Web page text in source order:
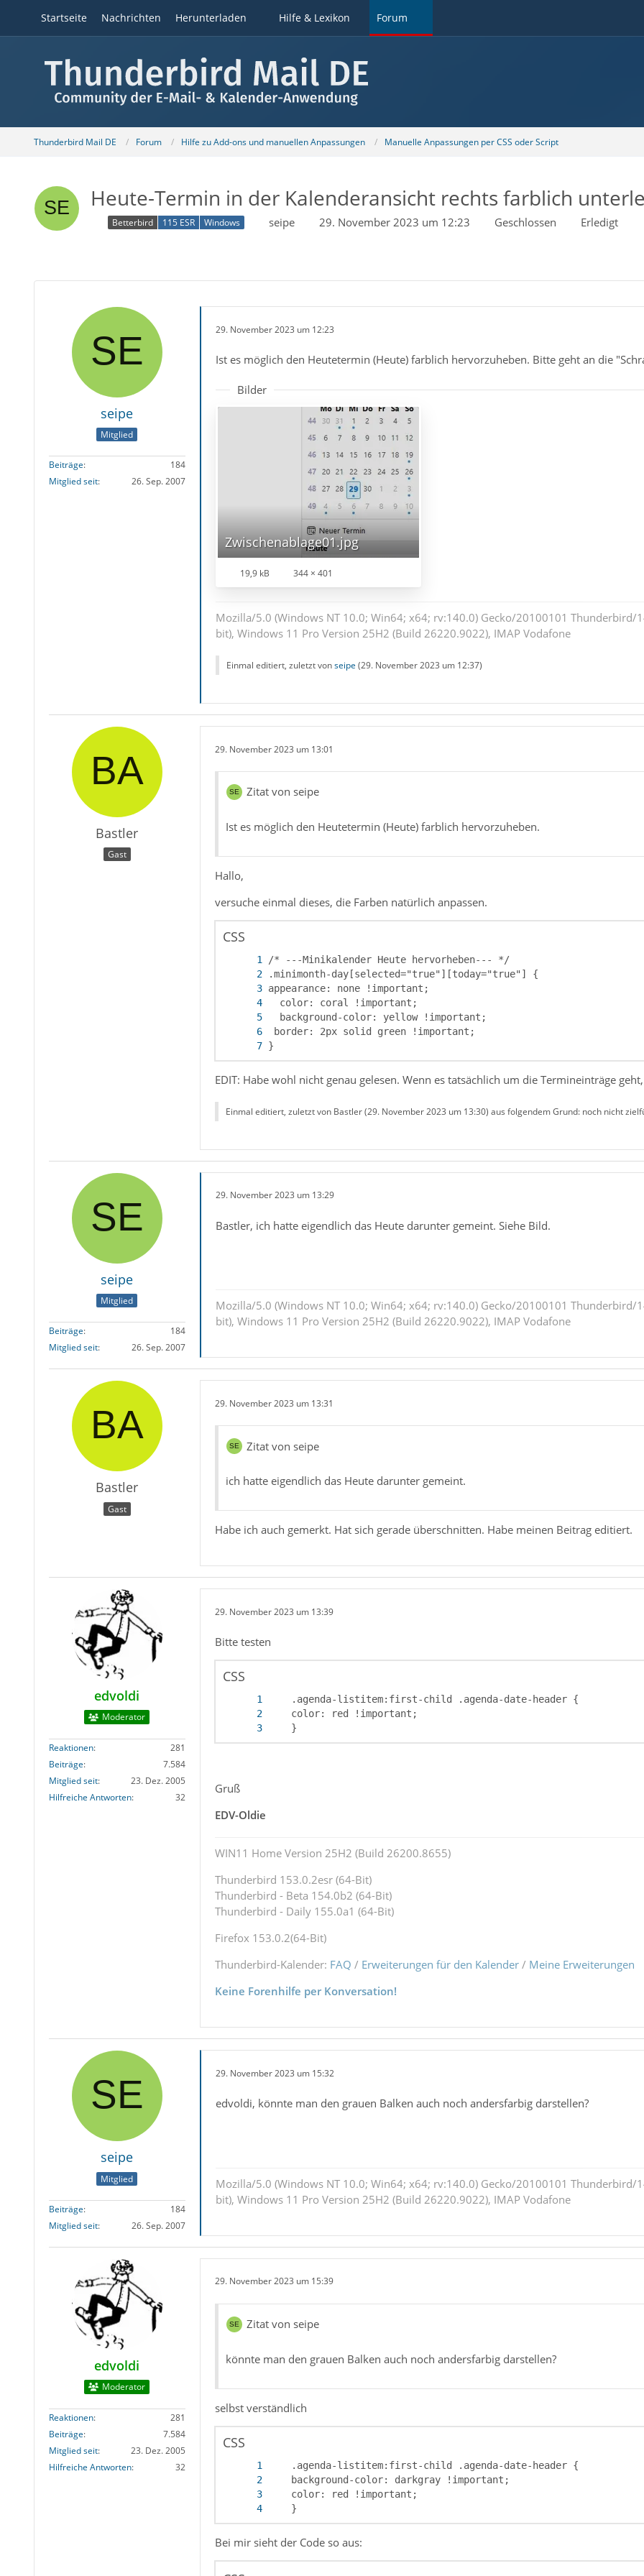
Startseite Nachrichten Herunterladen Hilfe & Lexikon Forum
Thunderbird Mail DE Forum Hilfe zu Add-ons und manuellen Anpassungen Manuelle Anpassungen per CSS oder Script
Heute-Termin in der Kalenderansicht rechts farblich
Betterbird 115 ESR Windows seipe 29. November 2023 um 12:23 Geschlossen Erledigt
seipe
Mitglied
Beiträge
184
Mitglied seit
26. Sep. 2007
29. November 2023 um 12:23
Ist es möglich den Heutetermin (Heute) farblich hervorzuheben. Bitte geht an die
Bilder
Zwischenablage01.jpg
19,9 kB 344 × 401
Mozilla/5.0 (Windows NT 10.0; Win64; x64; rv:140.0) Gecko/20100101
bit), Windows 11 Pro Version 25H2 (Build 26220.9022), IMAP Vodafone
Einmal editiert, zuletzt vonseipe (29. November 2023 um 12:37)
Bastler
Gast
29. November 2023 um 13:01
Zitat von seipe
Ist es möglich den Heutetermin (Heute) farblich hervorzuheben.
Hallo,
versuche einmal dieses, die Farben natürlich anpassen.
CSS
/* ---Minikalender Heute hervorheben--- */
}
EDIT: Habe wohl nicht genau gelesen. Wenn es tatsächlich um die Termineinträge
Einmal editiert, zuletzt von Bastler (29. November 2023 um 13:30) aus folgendem Grund: noch nicht
seipe
Mitglied
Beiträge
184
Mitglied seit
26. Sep. 2007
29. November 2023 um 13:29
Bastler, ich hatte eigendlich das Heute darunter gemeint. Siehe Bild.
Mozilla/5.0 (Windows NT 10.0; Win64; x64; rv:140.0) Gecko/20100101
bit), Windows 11 Pro Version 25H2 (Build 26220.9022), IMAP Vodafone
Bastler
Gast
29. November 2023 um 13:31
Zitat von seipe
ich hatte eigendlich das Heute darunter gemeint.
Habe ich auch gemerkt. Hat sich gerade überschnitten. Habe meinen Beitrag editiert.
edvoldi
Moderator
Reaktionen
281
Beiträge
7.584
Mitglied seit
23. Dez. 2005
Hilfreiche Antworten
32
29. November 2023 um 13:39
Bitte testen
CSS
    }
Gruß
EDV-Oldie
WIN11 Home Version 25H2 (Build 26200.8655)
Thunderbird 153.0.2esr (64-Bit)
Thunderbird - Beta 154.0b2 (64-Bit)
Thunderbird - Daily 155.0a1 (64-Bit)
Firefox 153.0.2(64-Bit)
Thunderbird-Kalender: FAQ / Erweiterungen für den Kalender/ Meine Erweiterungen
Keine Forenhilfe per Konversation!
seipe
Mitglied
Beiträge
184
Mitglied seit
26. Sep. 2007
29. November 2023 um 15:32
edvoldi, könnte man den grauen Balken auch noch andersfarbig darstellen?
Mozilla/5.0 (Windows NT 10.0; Win64; x64; rv:140.0) Gecko/20100101
bit), Windows 11 Pro Version 25H2 (Build 26220.9022), IMAP Vodafone
edvoldi
Moderator
Reaktionen
281
Beiträge
7.584
Mitglied seit
23. Dez. 2005
Hilfreiche Antworten
32
29. November 2023 um 15:39
Zitat von seipe
könnte man den grauen Balken auch noch andersfarbig darstellen?
selbst verständlich
CSS
    }
Bei mir sieht der Code so aus: